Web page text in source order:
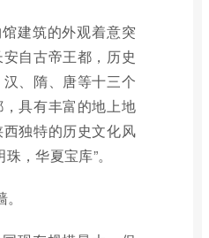
建筑的外观着意突
自古帝王都，历史
、隋、唐等十三个
具有丰富的地上地
独特的历史文化风
，华夏宝库”。